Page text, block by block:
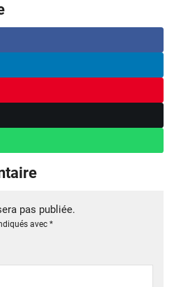
pas publiée.
avec *